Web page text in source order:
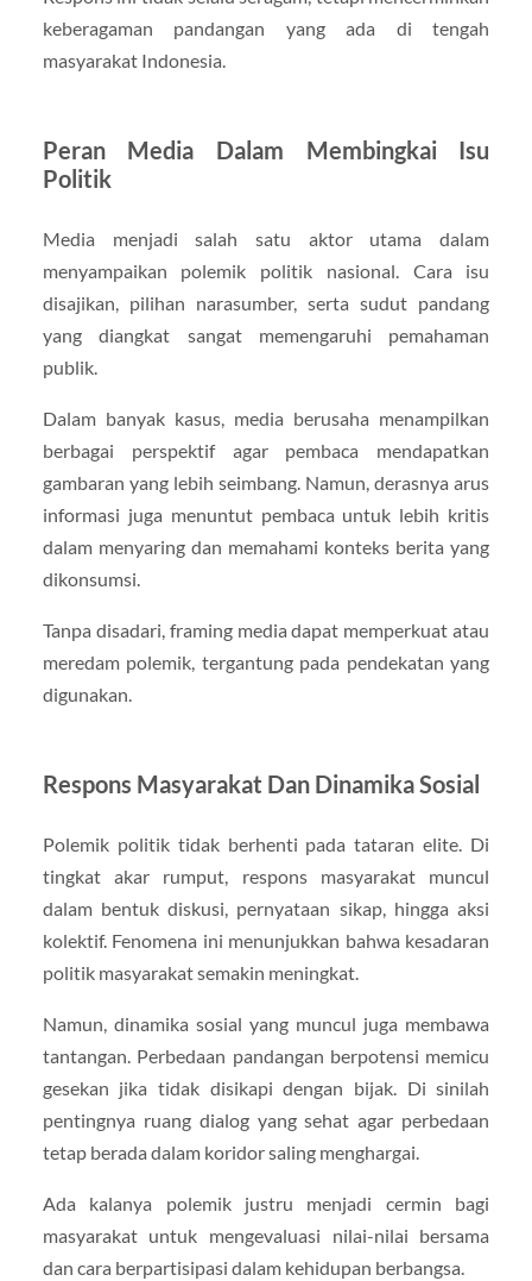
keberagaman pandangan yang ada di tengah
masyarakat Indonesia.
Peran Media Dalam Membingkai Isu
Politik
Media menjadi salah satu aktor utama dalam
menyampaikan polemik politik nasional. Cara isu
disajikan, pilihan narasumber, serta sudut pandang
yang diangkat sangat memengaruhi pemahaman
publik.
Dalam banyak kasus, media berusaha menampilkan
berbagai perspektif agar pembaca mendapatkan
gambaran yang lebih seimbang. Namun, derasnya arus
informasi juga menuntut pembaca untuk lebih kritis
dalam menyaring dan memahami konteks berita yang
dikonsumsi.
Tanpa disadari, framing media dapat memperkuat atau
meredam polemik, tergantung pada pendekatan yang
digunakan.
Respons Masyarakat Dan Dinamika Sosial
Polemik politik tidak berhenti pada tataran elite. Di
tingkat akar rumput, respons masyarakat muncul
dalam bentuk diskusi, pernyataan sikap, hingga aksi
kolektif. Fenomena ini menunjukkan bahwa kesadaran
politik masyarakat semakin meningkat.
Namun, dinamika sosial yang muncul juga membawa
tantangan. Perbedaan pandangan berpotensi memicu
gesekan jika tidak disikapi dengan bijak. Di sinilah
pentingnya ruang dialog yang sehat agar perbedaan
tetap berada dalam koridor saling menghargai.
Ada kalanya polemik justru menjadi cermin bagi
masyarakat untuk mengevaluasi nilai-nilai bersama
dan cara berpartisipasi dalam kehidupan berbangsa.